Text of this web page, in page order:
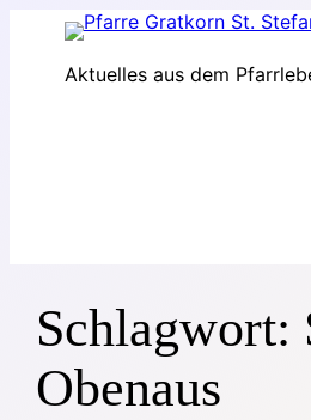
Aktuelles aus dem
Schlagwort:
Obenaus